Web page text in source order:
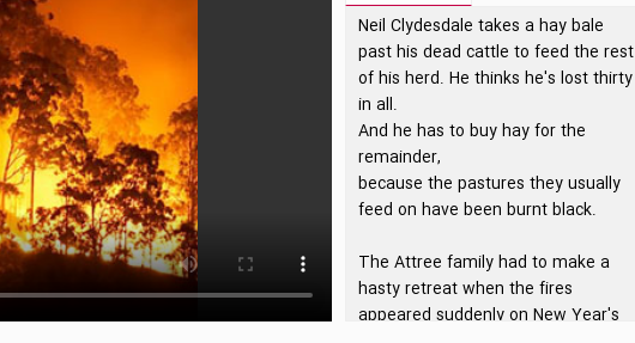
Neil Clydesdale takes a hay bale
past his dead cattle to feed the rest
of his herd. He thinks he's lost thirty
in all.
And he has to buy hay for the
remainder,
because the pastures they usually
feed on have been burnt black.
The Attree family had to make a
hasty retreat when the fires
appeared suddenly on New Year's